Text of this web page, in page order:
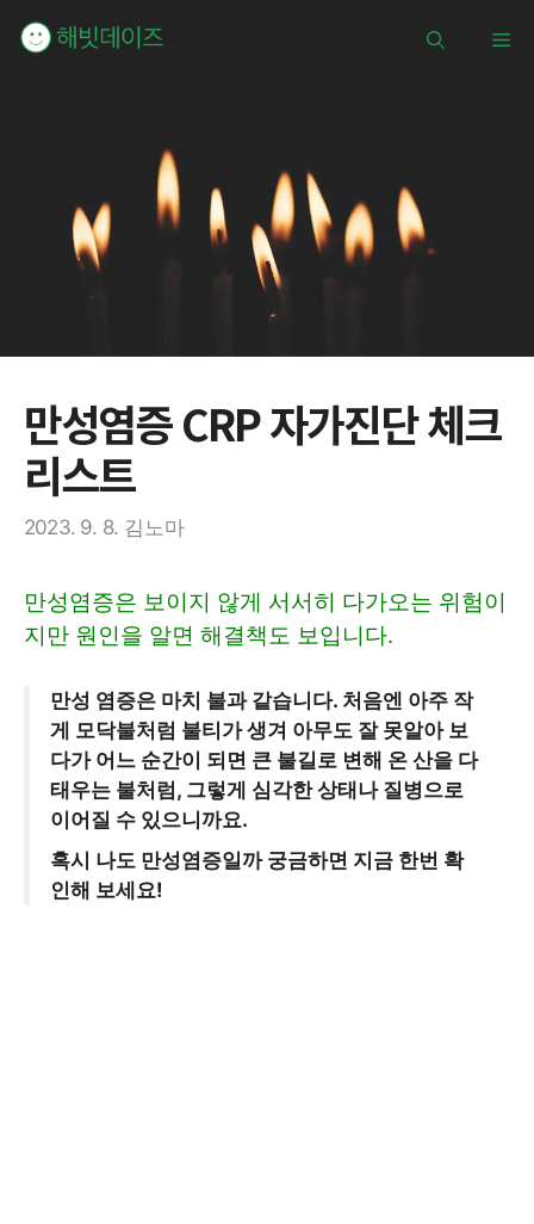
메
만성염증 CRP 자가진단 체크
리스트
2023. 9. 8. 김노마
만성염증은 보이지 않게 서서히 다가오는 위험이
지만 원인을 알면 해결책도 보입니다.
만성 염증은 마치 불과 같습니다. 처음엔 아주 작
게 모닥불처럼 불티가 생겨 아무도 잘 못알아 보
다가 어느 순간이 되면 큰 불길로 변해 온 산을 다
태우는 불처럼, 그렇게 심각한 상태나 질병으로
이어질 수 있으니까요.
혹시 나도 만성염증일까 궁금하면 지금 한번 확
인해 보세요!